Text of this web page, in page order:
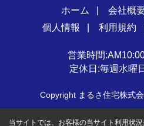
ホーム 会社概
個人情報
利用規約
営業時間
定休日:毎週水曜
Copyright まるさ住宅株式
当サイトでは、お客様の当サイト利用状